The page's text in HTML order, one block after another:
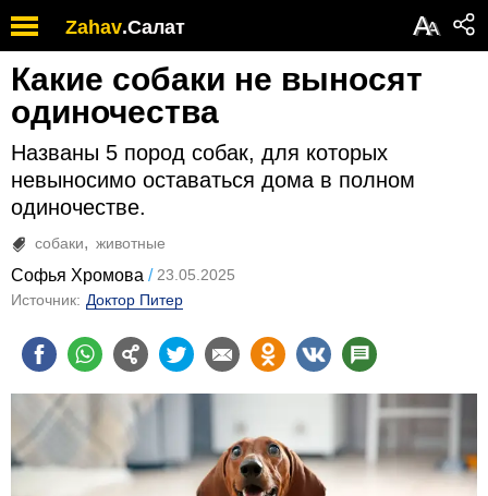
Zahav.Салат АА
Какие собаки не выносят
одиночества
Названы 5 пород собак, для которых
невыносимо оставаться дома в полном
одиночестве.
собаки животные
Софья Хромова
23.05.2025
Источник: Доктор Питер